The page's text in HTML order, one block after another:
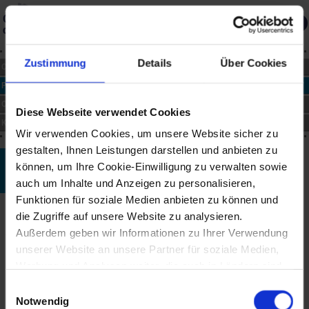
Zustimmung Details Über Cookies
Diese Webseite verwendet Cookies
Wir verwenden Cookies, um unsere Website sicher zu
gestalten, Ihnen Leistungen darstellen und anbieten zu
können, um Ihre Cookie-Einwilligung zu verwalten sowie
auch um Inhalte und Anzeigen zu personalisieren,
Funktionen für soziale Medien anbieten zu können und
die Zugriffe auf unsere Website zu analysieren.
Außerdem geben wir Informationen zu Ihrer Verwendung
unserer Website an unsere Partner für soziale Medien,
gegeben ist, und in denen Sie Ihre Rechte uU nicht
Notwendig
Gedächtnis
des Landes
Merkliste
CHRONIK
PERSONEN
Josef Schwaiger
*1962
Biographie
Josef Schwaiger wurde 1962 in Linz geboren. Von 1982 bis 1988
studierte er an der Hochschule für Musik und darstellende Kunst,
Bundesministeriums für Wissenschaft und Forschung.